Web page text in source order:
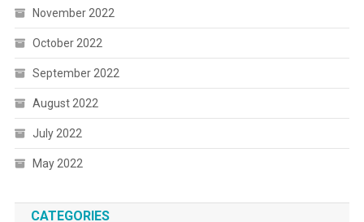
November 2022
October 2022
September 2022
August 2022
July 2022
May 2022
CATEGORIES